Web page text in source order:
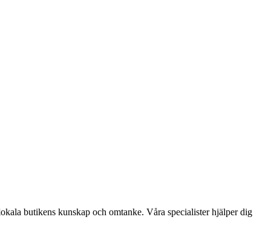
butikens kunskap och omtanke. Våra specialister hjälper dig